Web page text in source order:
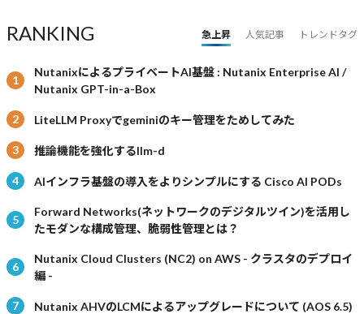
RANKING 急上昇 人気記事 トレンドタグ
NutanixによるプライベートAI基盤 : Nutanix Enterprise AI /
Nutanix GPT-in-a-Box
LiteLLM Proxyでgeminiのキー管理をためしてみた
推論機能を強化するllm-d
AIインフラ基盤の導入をよりシンプルにする Cisco AI PODs
Forward Networks(ネットワークのデジタルツイン)を活用し
たモダンな構成管理、脆弱性管理とは？
Nutanix Cloud Clusters (NC2) on AWS - クラスタのデプロイ
編 -
Nutanix AHVのLCMによるアップグレードについて (AOS 6.5)